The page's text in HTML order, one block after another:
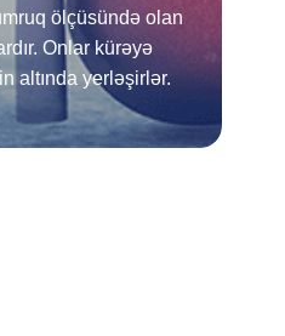
ölçüsündə olan
Onlar kürəyə
altında yerləşirlər.